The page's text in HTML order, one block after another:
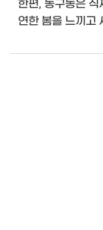
한편, 동구동은 식
연한 봄을 느끼고